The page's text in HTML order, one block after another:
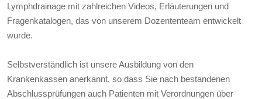
Lymphdrainage mit zahlreichen Videos, Erläuterungen und
Fragenkatalogen, das von unserem Dozententeam entwickelt
wurde.
Selbstverständlich ist unsere Ausbildung von den
Krankenkassen anerkannt, so dass Sie nach bestandenen
Abschlussprüfungen auch Patienten mit Verordnungen über